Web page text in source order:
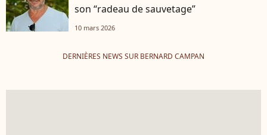
son “radeau de sauvetage”
10 mars 2026
DERNIÈRES NEWS SUR BERNARD CAMPAN